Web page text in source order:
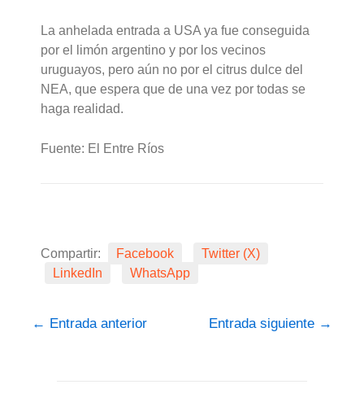
La anhelada entrada a USA ya fue conseguida
por el limón argentino y por los vecinos
uruguayos, pero aún no por el citrus dulce del
NEA, que espera que de una vez por todas se
haga realidad.
Fuente: El Entre Ríos
Compartir: Facebook
Twitter (X)
LinkedIn
WhatsApp
← Entrada anterior Entrada siguiente →